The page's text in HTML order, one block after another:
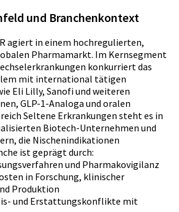
und Branchenkontext
agiert in einem hochregulierten,
Pharmamarkt. Im Kernsegment
konkurriert das
mit international tätigen
Eli Lilly, Sanofi und weiteren
GLP-1-Analoga und oralen
Seltene Erkrankungen steht es in
Biotech-Unternehmen und
die Nischenindikationen
ist geprägt durch:
und Pharmakovigilanz
in Forschung, klinischer
Produktion
und Erstattungskonflikte mit